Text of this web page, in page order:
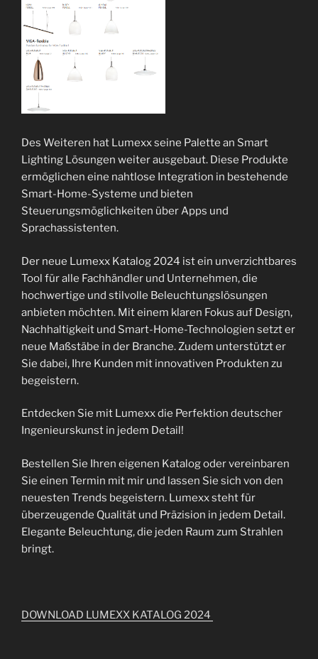
Des Weiteren hat Lumexx seine Palette an Smart
Lighting Lösungen weiter ausgebaut. Diese Produkte
ermöglichen eine nahtlose Integration in bestehende
Smart-Home-Systeme und bieten
Steuerungsmöglichkeiten über Apps und
Sprachassistenten.
Der neue Lumexx Katalog 2024 ist ein unverzichtbares
Tool für alle Fachhändler und Unternehmen, die
hochwertige und stilvolle Beleuchtungslösungen
anbieten möchten. Mit einem klaren Fokus auf Design,
Nachhaltigkeit und Smart-Home-Technologien setzt er
neue Maßstäbe in der Branche. Zudem unterstützt er
Sie dabei, Ihre Kunden mit innovativen Produkten zu
begeistern.
Entdecken Sie mit Lumexx die Perfektion deutscher
Ingenieurskunst in jedem Detail!
Bestellen Sie Ihren eigenen Katalog oder vereinbaren
Sie einen Termin mit mir und lassen Sie sich von den
neuesten Trends begeistern. Lumexx steht für
überzeugende Qualität und Präzision in jedem Detail.
Elegante Beleuchtung, die jeden Raum zum Strahlen
bringt.
DOWNLOAD LUMEXX KATALOG 2024